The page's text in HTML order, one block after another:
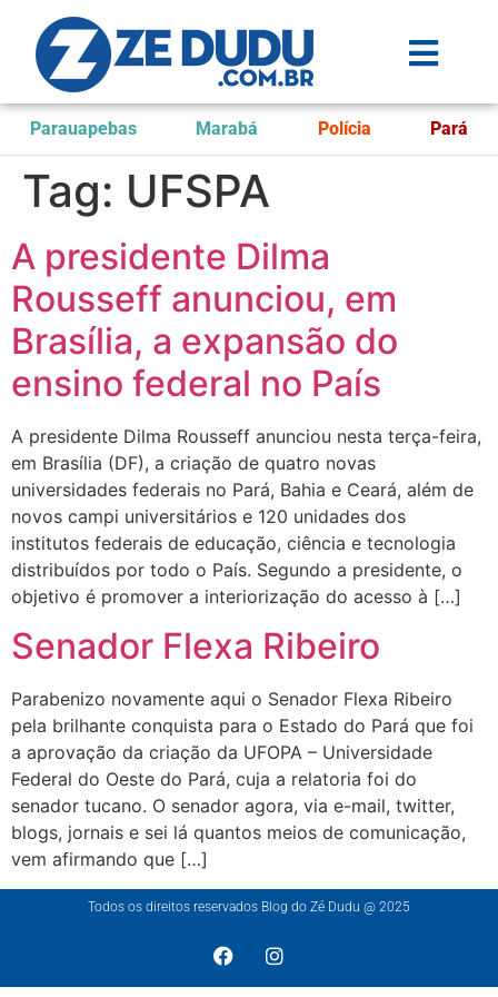
Parauapebas Marabá Polícia Pará
Tag: UFSPA
A presidente Dilma
Rousseff anunciou, em
Brasília, a expansão do
ensino federal no País
A presidente Dilma Rousseff anunciou nesta terça-feira,
em Brasília (DF), a criação de quatro novas
universidades federais no Pará, Bahia e Ceará, além de
novos campi universitários e 120 unidades dos
institutos federais de educação, ciência e tecnologia
distribuídos por todo o País. Segundo a presidente, o
objetivo é promover a interiorização do acesso à […]
Senador Flexa Ribeiro
Parabenizo novamente aqui o Senador Flexa Ribeiro
pela brilhante conquista para o Estado do Pará que foi
a aprovação da criação da UFOPA – Universidade
Federal do Oeste do Pará, cuja a relatoria foi do
senador tucano. O senador agora, via e-mail, twitter,
blogs, jornais e sei lá quantos meios de comunicação,
vem afirmando que […]
Todos os direitos reservados Blog do Zé Dudu @ 2025